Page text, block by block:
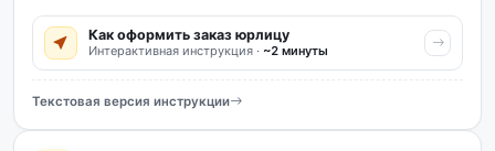
Как оформить заказ юрлицу
Интерактивная инструкция · ~2 минуты
Текстовая версия инструкции